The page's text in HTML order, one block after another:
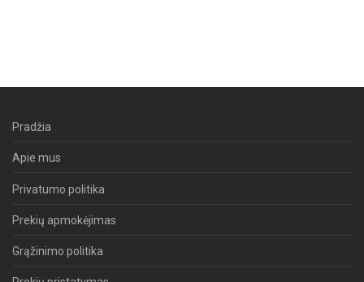
Pradžia
Apie mus
Privatumo politika
Prekių apmokėjimas
Grąžinimo politika